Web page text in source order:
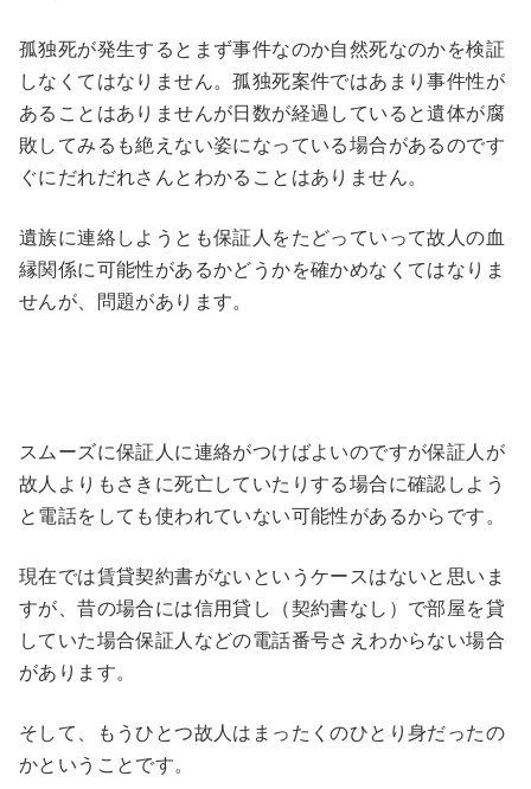
孤独死が発生するとまず事件なのか自然死なのかを検証
しなくてはなりません。孤独死案件ではあまり事件性が
あることはありませんが日数が経過していると遺体が腐
敗してみるも絶えない姿になっている場合があるのです
ぐにだれだれさんとわかることはありません。
遺族に連絡しようとも保証人をたどっていって故人の血
縁関係に可能性があるかどうかを確かめなくてはなりま
せんが、問題があります。
スムーズに保証人に連絡がつけばよいのですが保証人が
故人よりもさきに死亡していたりする場合に確認しよう
と電話をしても使われていない可能性があるからです。
現在では賃貸契約書がないというケースはないと思いま
すが、昔の場合には信用貸し（契約書なし）で部屋を貸
していた場合保証人などの電話番号さえわからない場合
があります。
そして、もうひとつ故人はまったくのひとり身だったの
かということです。